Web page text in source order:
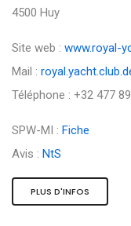
4500 Huy
Site web : www.royal-
Mail :
Téléphone : +32 477
SPW-MI : Fiche
Avis : NtS
PLUS D'INFOS